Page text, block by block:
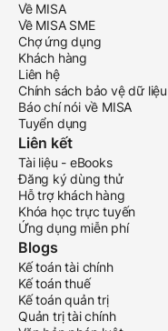
Về MISA
Về MISA SME
Chợ ứng dụng
Khách hàng
Liên hệ
Chính sách bảo vệ dữ
Báo chí nói về MISA
Tuyển dụng
Liên kết
Tài liệu - eBooks
Đăng ký dùng thử
Hỗ trợ khách hàng
Khóa học trực tuyến
Ứng dụng miễn phí
Blogs
Kế toán tài chính
Kế toán thuế
Kế toán quản trị
Quản trị tài chính